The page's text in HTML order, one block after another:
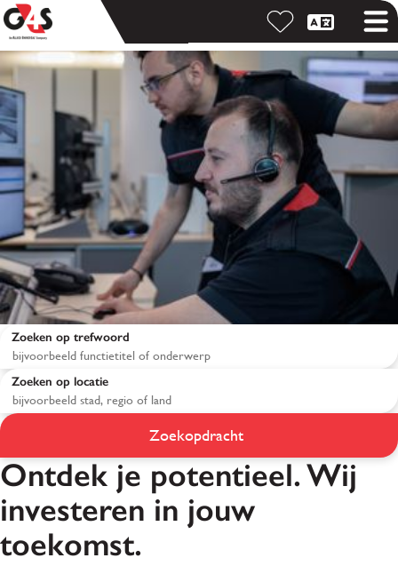
Leren en ontwikkelen
bij G4S
Zoeken op trefwoord
Zoeken op locatie
Zoekopdracht
Ontdek je potentieel. Wij
investeren in jouw
toekomst.